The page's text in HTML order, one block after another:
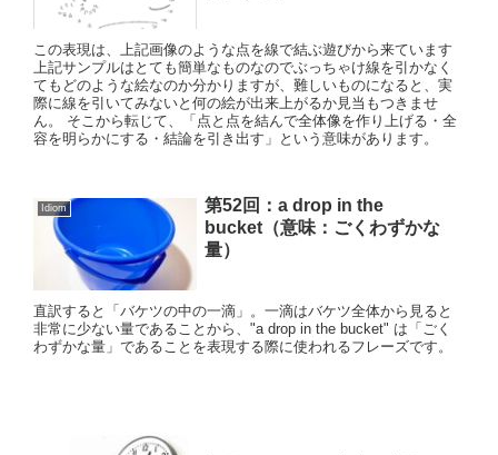
この表現は、上記画像のような点を線で結ぶ遊びから来ています
上記サンプルはとても簡単なものなのでぶっちゃけ線を引かなく
てもどのような絵なのか分かりますが、難しいものになると、実
際に線を引いてみないと何の絵が出来上がるか見当もつきませ
ん。 そこから転じて、「点と点を結んで全体像を作り上げる・全
容を明らかにする・結論を引き出す」という意味があります。
Idiom
第52回：a drop in the
bucket（意味：ごくわずかな
量）
直訳すると「バケツの中の一滴」。一滴はバケツ全体から見ると
非常に少ない量であることから、"a drop in the bucket" は「ごく
わずかな量」であることを表現する際に使われるフレーズです。